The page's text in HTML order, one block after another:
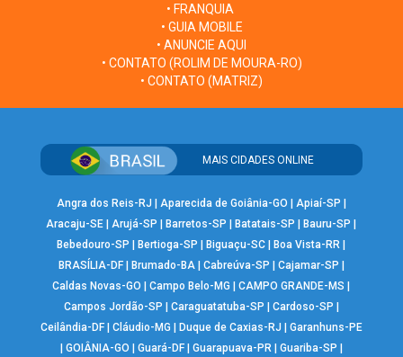
• FRANQUIA
• GUIA MOBILE
• ANUNCIE AQUI
• CONTATO (ROLIM DE MOURA-RO)
• CONTATO (MATRIZ)
MAIS CIDADES ONLINE
Angra dos Reis-RJ Aparecida de Goiânia-GO Apiaí-SP
Aracaju-SE |Arujá-SP Barretos-SP Batatais-SP Bauru-SP
Bebedouro-SP
Bertioga-SP Biguaçu-SC Boa Vista-RR
BRASÍLIA-DF| Brumado-BA| Cabreúva-SP Cajamar-SP
Caldas Novas-GO
|Campo Belo-MG |CAMPO GRANDE-MS
Campos Jordão-SP
Caraguatatuba-SP Cardoso-SP
Ceilândia-DF| Cláudio-MG Duque de Caxias-RJ
Garanhuns-PE
GOIÂNIA-GO Guará-DF| Guarapuava-PR| Guariba-SP